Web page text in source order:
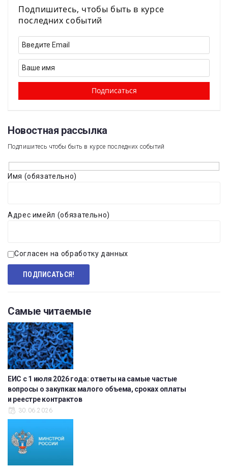
Подпишитесь, чтобы быть в курсе
последних событий
Новостная рассылка​
Подпишитесь чтобы быть в курсе последних событий
Имя (обязательно)
Адрес имейл (обязательно)
Согласен на обработку данных
Самые читаемые
ЕИС с 1 июля 2026 года: ответы на самые частые
вопросы о закупках малого объема, сроках оплаты
и реестре контрактов
30.06.2026